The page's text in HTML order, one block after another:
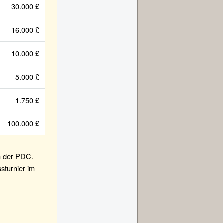
30.000 £
16.000 £
10.000 £
5.000 £
1.750 £
100.000 £
der PDC.
im